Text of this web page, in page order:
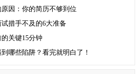
因：你的简历不够到位
措手不及的6大准备
关键15分钟
哪些陷阱？看完就明白了！